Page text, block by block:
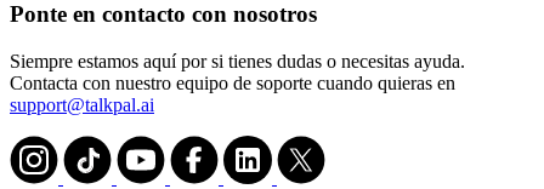
Ponte en contacto con nosotros
Siempre estamos aquí por si tienes dudas o necesitas ayuda.
Contacta con nuestro equipo de soporte cuando quieras en
support@talkpal.ai